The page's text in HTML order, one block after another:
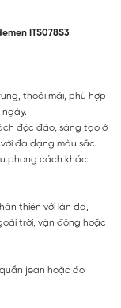
ITS078S3
thoải mái, phù hợp
độc đáo, sáng tạo ở
đa dạng màu sắc
phong cách khác
thiện với làn da,
trời, vận động hoặc
jean hoặc áo